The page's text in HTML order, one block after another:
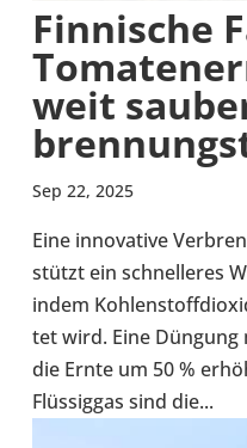
Fin­ni­sche
weit
Sep 22, 2025
Eine inno­va­tive
stützt ein schnel­le­res
indem
tet wird. Eine
die Ernte um 50 %
Flüs­sig­gas sind die...